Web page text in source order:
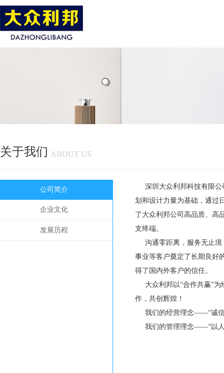
关于我们 ABOUT US
公司简介
企业文化
发展历程
深圳大众利邦科技有限
划和设计力量为基础，通过
了大众利邦公司高品质、高
支终端。
沟通零距离，服务无止
事业等客户奠定了长期良好
得了国内外客户的信任。
大众利邦以“合作共赢”
作，共创辉煌！
我们的经营理念——“诚
我们的管理理念——“以